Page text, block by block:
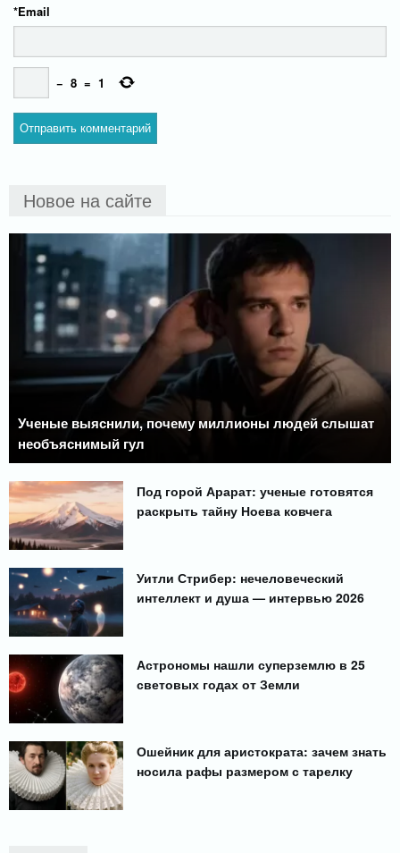
Email
*
− 8 = 1
Новое на сайте
Ученые выяснили, почему миллионы людей слышат
необъяснимый гул
Под горой Арарат: ученые готовятся
раскрыть тайну Ноева ковчега
Уитли Стрибер: нечеловеческий
интеллект и душа — интервью 2026
Астрономы нашли суперземлю в 25
световых годах от Земли
Ошейник для аристократа: зачем знать
носила рафы размером с тарелку